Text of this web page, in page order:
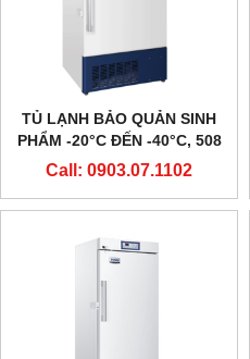
TỦ LẠNH BẢO QUẢN SINH
PHẨM -20°C ĐẾN -40°C, 508
LÍT, DW-40L508, HÃNG
Call: 0903.07.1102